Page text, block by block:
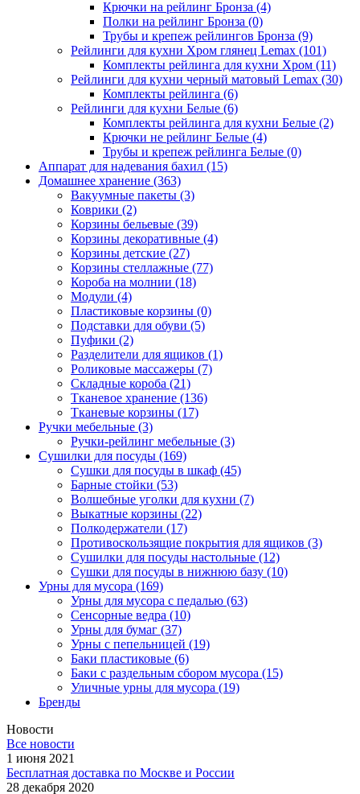
Крючки на рейлинг Бронза (4)
Полки на рейлинг Бронза (0)
Трубы и крепеж рейлингов Бронза (9)
Рейлинги для кухни Хром глянец Lemax (101)
Комплекты рейлинга для кухни Хром (11)
Рейлинги для кухни черный матовый Lemax (30)
Комплекты рейлинга (6)
Рейлинги для кухни Белые (6)
Комплекты рейлинга для кухни Белые (2)
Крючки не рейлинг Белые (4)
Трубы и крепеж рейлинга Белые (0)
Аппарат для надевания бахил (15)
Домашнее хранение (363)
Вакуумные пакеты (3)
Коврики (2)
Корзины бельевые (39)
Корзины декоративные (4)
Корзины детские (27)
Корзины стеллажные (77)
Короба на молнии (18)
Модули (4)
Пластиковые корзины (0)
Подставки для обуви (5)
Пуфики (2)
Разделители для ящиков (1)
Роликовые массажеры (7)
Складные короба (21)
Тканевое хранение (136)
Тканевые корзины (17)
Ручки мебельные (3)
Ручки-рейлинг мебельные (3)
Сушилки для посуды (169)
Сушки для посуды в шкаф (45)
Барные стойки (53)
Волшебные уголки для кухни (7)
Выкатные корзины (22)
Полкодержатели (17)
Противоскользящие покрытия для ящиков (3)
Сушилки для посуды настольные (12)
Сушки для посуды в нижнюю базу (10)
Урны для мусора (169)
Урны для мусора с педалью (63)
Сенсорные ведра (10)
Урны для бумаг (37)
Урны с пепельницей (19)
Баки пластиковые (6)
Баки с раздельным сбором мусора (15)
Уличные урны для мусора (19)
Бренды
Новости
Все новости
1 июня 2021
Бесплатная доставка по Москве и России
28 декабря 2020